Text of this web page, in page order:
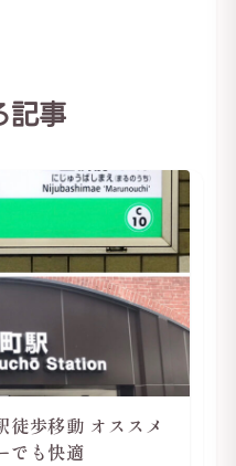
記事
徒歩移動 オススメ
でも快適